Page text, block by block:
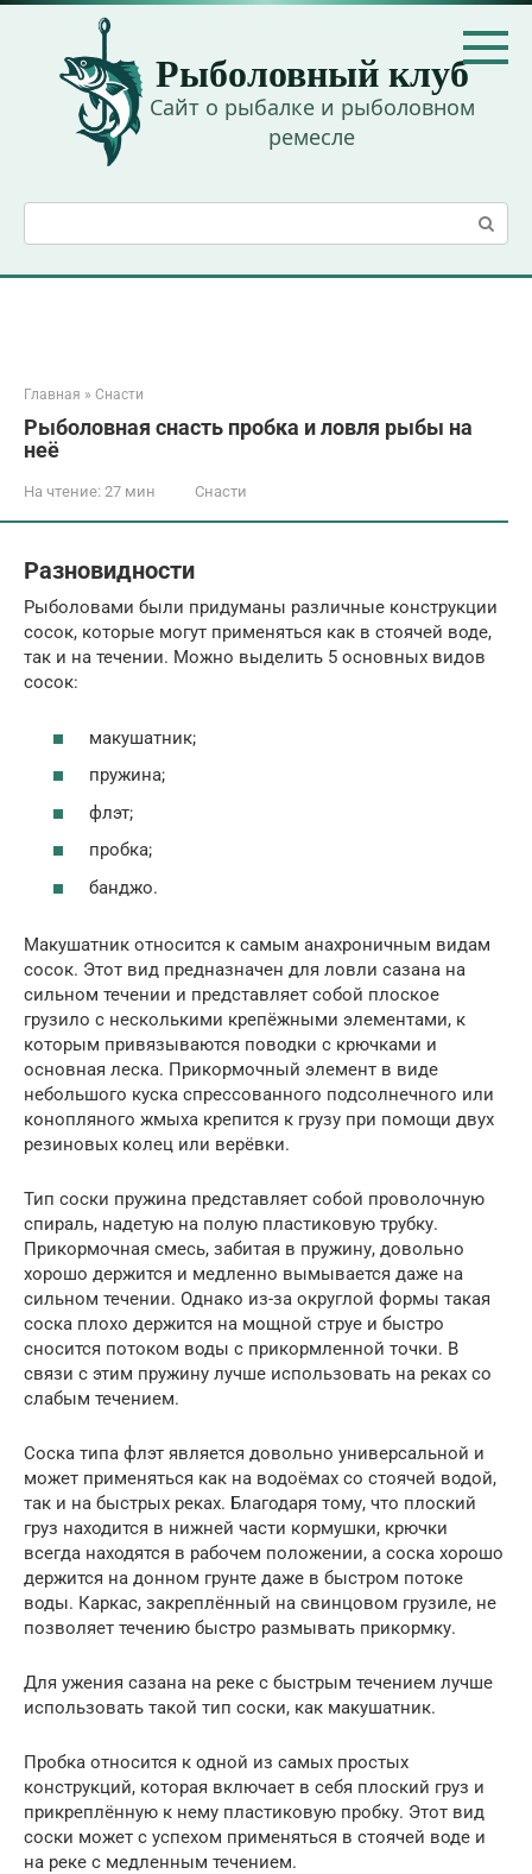
Перейти
контенту
Рыболовный клуб
Сайт о рыбалке и рыболовном
ремесле
Главная » Снасти
Рыболовная снасть пробка и ловля рыбы на
неё
На чтение: 27 мин Снасти
Разновидности
Рыболовами были придуманы различные конструкции
сосок, которые могут применяться как в стоячей воде,
так и на течении. Можно выделить 5 основных видов
сосок:
макушатник;
пружина;
флэт;
пробка;
банджо.
Макушатник относится к самым анахроничным видам
сосок. Этот вид предназначен для ловли сазана на
сильном течении и представляет собой плоское
грузило с несколькими крепёжными элементами, к
которым привязываются поводки с крючками и
основная леска. Прикормочный элемент в виде
небольшого куска спрессованного подсолнечного или
конопляного жмыха крепится к грузу при помощи двух
резиновых колец или верёвки.
Тип соски пружина представляет собой проволочную
спираль, надетую на полую пластиковую трубку.
Прикормочная смесь, забитая в пружину, довольно
хорошо держится и медленно вымывается даже на
сильном течении. Однако из-за округлой формы такая
соска плохо держится на мощной струе и быстро
сносится потоком воды с прикормленной точки. В
связи с этим пружину лучше использовать на реках со
слабым течением.
Соска типа флэт является довольно универсальной и
может применяться как на водоёмах со стоячей водой,
так и на быстрых реках. Благодаря тому, что плоский
груз находится в нижней части кормушки, крючки
всегда находятся в рабочем положении, а соска хорошо
держится на донном грунте даже в быстром потоке
воды. Каркас, закреплённый на свинцовом грузиле, не
позволяет течению быстро размывать прикормку.
Для ужения сазана на реке с быстрым течением лучше
использовать такой тип соски, как макушатник.
Пробка относится к одной из самых простых
конструкций, которая включает в себя плоский груз и
прикреплённую к нему пластиковую пробку. Этот вид
соски может с успехом применяться в стоячей воде и
на реке с медленным течением.